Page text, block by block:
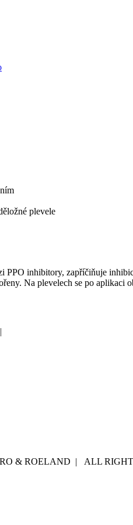
plevele
PPO inhibitory, zapříčiňuje
Na plevelech se po aplikaci
|
& ROELAND | ALL